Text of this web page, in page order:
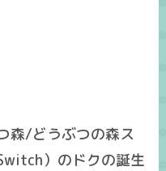
森/どうぶつの森ス
）のドクの誕生